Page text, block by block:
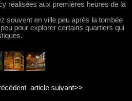
réalisées aux premières heures de la
souvent en ville peu après la tombée
pour explorer certains quartiers qui
article suivant>>